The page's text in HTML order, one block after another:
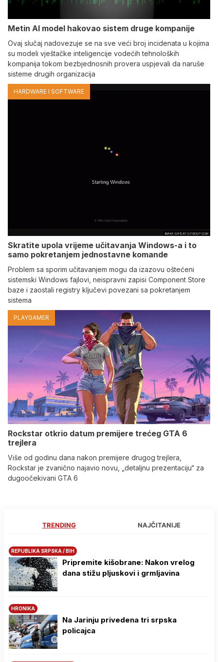
Metin AI model hakovao sistem druge kompanije
Ovaj slučaj nadovezuje se na sve veći broj incidenata u kojima
su modeli vještačke inteligencije vodećih tehnoloških
kompanija tokom bezbjednosnih provera uspjevali da naruše
sisteme drugih organizacija
HARDWARE I SOFTWARE
Skratite upola vrijeme učitavanja Windows-a i to
samo pokretanjem jednostavne komande
Problem sa sporim učitavanjem mogu da izazovu oštećeni
sistemski Windows fajlovi, neispravni zapisi Component Store
baze i zaostali registry ključevi povezani sa pokretanjem
sistema
PLAYGAMER
Rockstar otkrio datum premijere trećeg GTA 6
trejlera
Više od godinu dana nakon premijere drugog trejlera,
Rockstar je zvanično najavio novu, „detaljnu prezentaciju“ za
dugoočekivani GTA 6
TRENDING NAJČITANIJE
REPUBLIKA SRPSKA / BIH
Pripremite kišobrane: Nakon vrelog
dana stižu pljuskovi i grmljavina
HRONIKA
Na Јarinju privedena tri srpska
policajca